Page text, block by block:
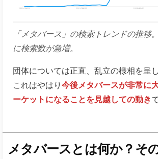
「メタバース」の検索トレンドの推移
に検索数が急増。
団体については正直、乱立の様相を呈
これはやはり 今後メタバースが非常に
ーケットになることを見越しての動き
メタバースとは何か？そ